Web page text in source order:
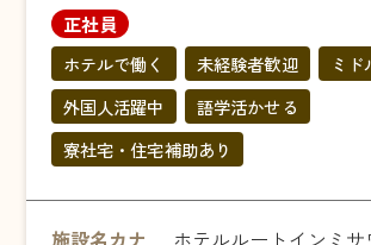
正社員
ホテルで働く 未経験者歓迎
ミ
外国人活躍中
語学活かせる
寮社宅・住宅補助あり
施設名カナ
ホテルルートインミサ